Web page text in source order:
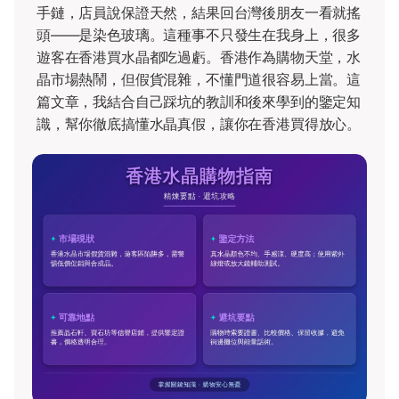
手鏈，店員說保證天然，結果回台灣後朋友一看就搖
頭——是染色玻璃。這種事不只發生在我身上，很多
遊客在香港買水晶都吃過虧。香港作為購物天堂，水
晶市場熱鬧，但假貨混雜，不懂門道很容易上當。這
篇文章，我結合自己踩坑的教訓和後來學到的鑒定知
識，幫你徹底搞懂水晶真假，讓你在香港買得放心。